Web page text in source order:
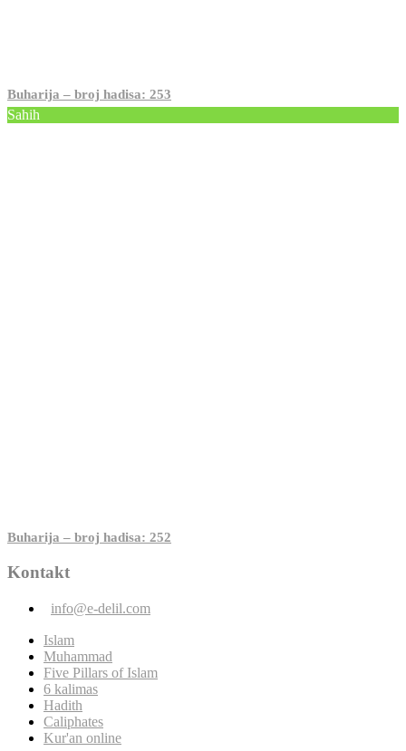
Buharija – broj hadisa: 253
Sahih
Buharija – broj hadisa: 252
Kontakt
info@e-delil.com
Islam
Muhammad
Five Pillars of Islam
6 kalimas
Hadith
Caliphates
Kur'an online